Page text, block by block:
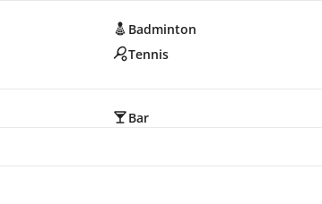
Badminton
Tennis
Bar